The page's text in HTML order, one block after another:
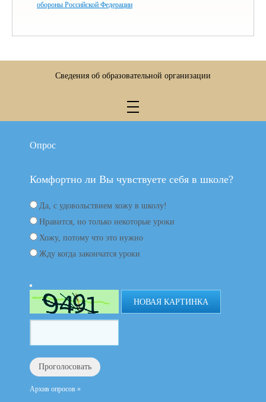
обороны Российской Федерации
Сведения об образовательной организации
Опрос
Комфортно ли Вы чувствуете себя в школе?
Да, с удовольствием хожу в школу!
Нравится, но только некоторые уроки
Хожу, потому что это нужно
Жду когда закончатся уроки
НОВАЯ КАРТИНКА
Архив опросов »